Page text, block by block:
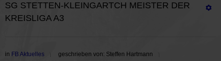
SG STETTEN-KLEINGARTCH MEISTER DER
KREISLIGA A3
in FB Aktuelles
geschrieben von: Steffen Hartmann